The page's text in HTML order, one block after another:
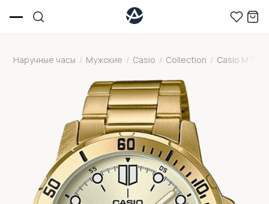
Наручные часы / Мужские / Casio / Collection / Casio MTP-